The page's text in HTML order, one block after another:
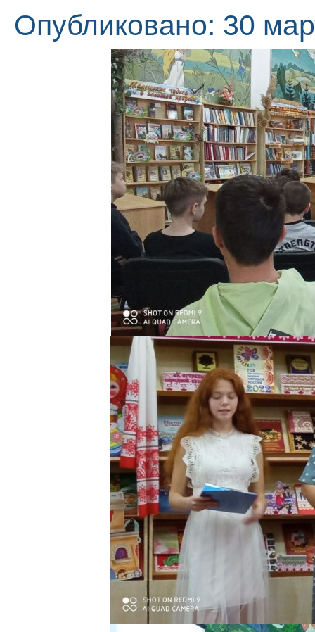
Опубликовано: 30